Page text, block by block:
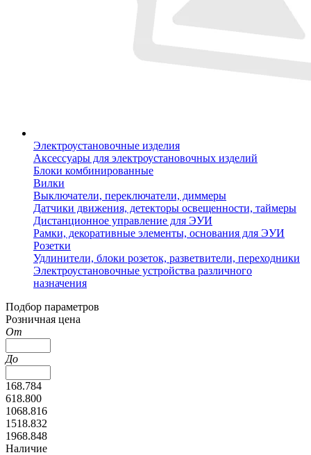
Электроустановочные изделия
Аксессуары для электроустановочных изделий
Блоки комбинированные
Вилки
Выключатели, переключатели, диммеры
Датчики движения, детекторы освещенности, таймеры
Дистанционное управление для ЭУИ
Рамки, декоративные элементы, основания для ЭУИ
Розетки
Удлинители, блоки розеток, разветвители, переходники
Электроустановочные устройства различного
назначения
Подбор параметров
Розничная цена
От
До
168.784
618.800
1068.816
1518.832
1968.848
Наличие